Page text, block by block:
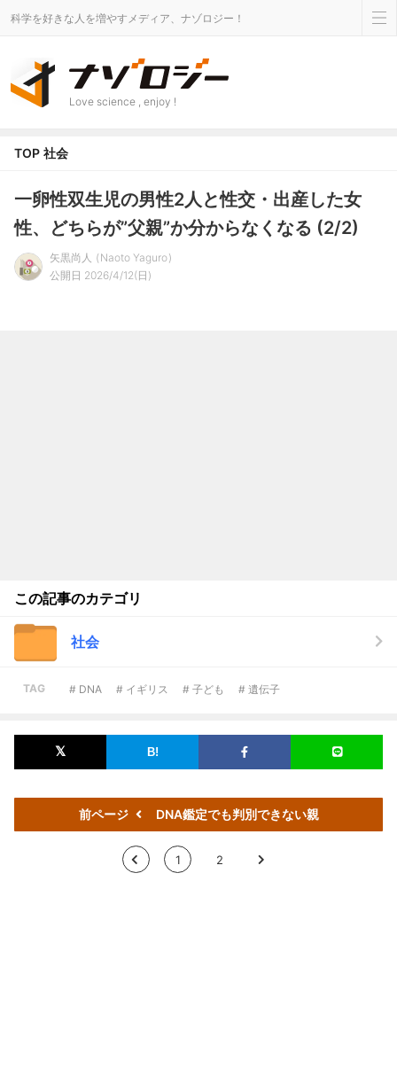
科学を好きな人を増やすメディア、ナゾロジー！
Love science , enjoy !
TOP 社会
一卵性双生児の男性2人と性交・出産した女
性、どちらが”父親”か分からなくなる (2/2)
矢黒尚人
Naoto Yaguro
公開日 2026/4/12(日)
この記事のカテゴリ
社会
TAG # DNA # イギリス # 子ども # 遺伝子
前ページ DNA鑑定でも判別できない親
< 1 2 >